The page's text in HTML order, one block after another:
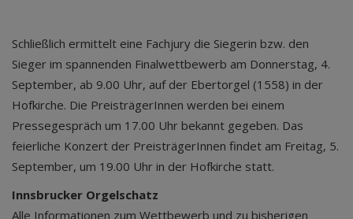
Schließlich ermittelt eine Fachjury die Siegerin bzw. den
Sieger im spannenden Finalwettbewerb am Donnerstag, 4.
September, ab 9.00 Uhr, auf der Ebertorgel (1558) in der
Hofkirche. Die PreisträgerInnen werden bei einem
Pressegespräch um 17.00 Uhr bekannt gegeben. Das
feierliche Konzert der PreisträgerInnen findet am Freitag, 5.
September, um 19.00 Uhr in der Hofkirche statt.
Innsbrucker Orgelschatz
Alle Informationen zum Wettbewerb und zu bisherigen